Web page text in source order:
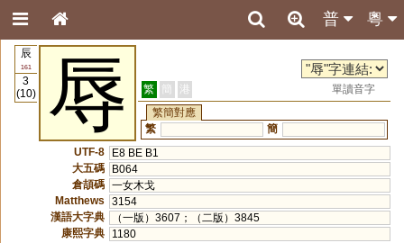
粵
普
辰
161
3
(10)
辱 繁 簡 港
單讀音字
繁簡對應
繁
簡
UTF-8
E8 BE B1
大五碼
B064
倉頡碼 一女木戈
Matthews
3154
漢語大字典
（一版）3607；（二版）3845
康熙字典
1180